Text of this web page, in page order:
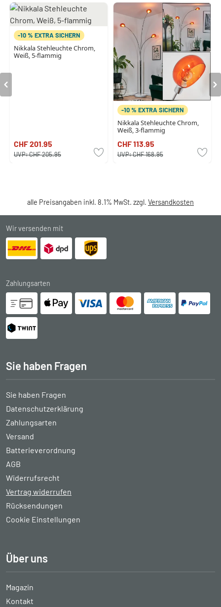
-10 % EXTRA SICHERN
Nikkala Stehleuchte Chrom,
Weiß, 5-flammig
CHF 201.95
UVP:CHF 205.95
-10 % EXTRA SICHERN
Nikkala Stehleuchte Chrom,
Weiß, 3-flammig
CHF 113.95
UVP:CHF 168.95
alle Preisangaben inkl. 8.1% MwSt. zzgl. Versandkosten
Wir versenden mit
Zahlungsarten
Sie haben Fragen
Sie haben Fragen
Datenschutzerklärung
Zahlungsarten
Versand
Batterieverordnung
AGB
Widerrufsrecht
Vertrag widerrufen
Rücksendungen
Cookie Einstellungen
Über uns
Magazin
Kontakt